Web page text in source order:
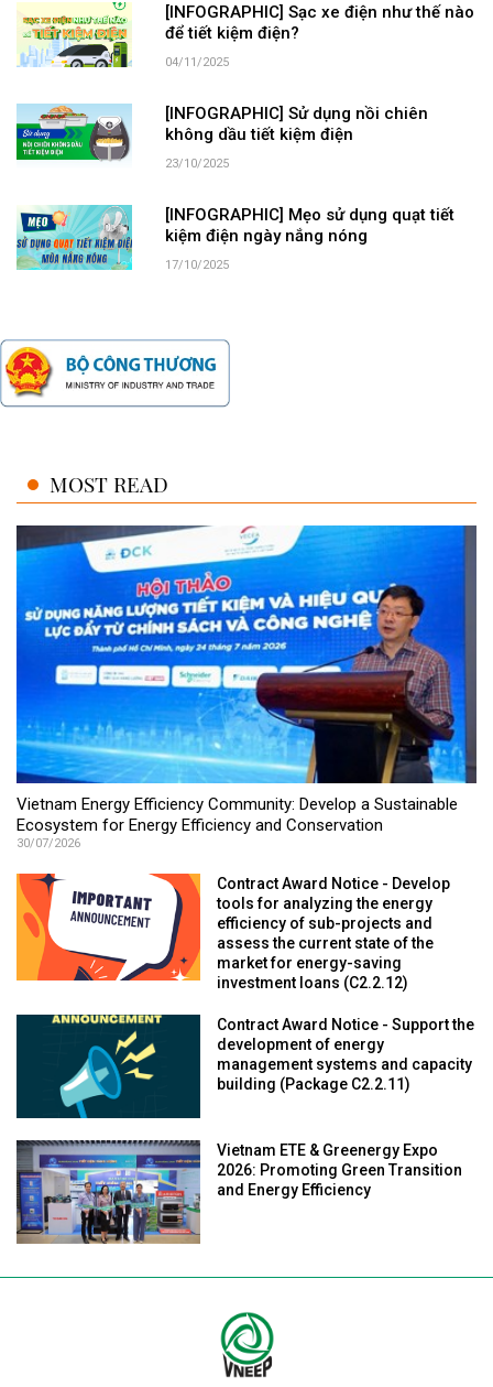
[INFOGRAPHIC] Sạc xe điện như thế nào
để tiết kiệm điện?
04/11/2025
[INFOGRAPHIC] Sử dụng nồi chiên
không dầu tiết kiệm điện
23/10/2025
[INFOGRAPHIC] Mẹo sử dụng quạt tiết
kiệm điện ngày nắng nóng
17/10/2025
MOST READ
Vietnam Energy Efficiency Community: Develop a Sustainable
Ecosystem for Energy Efficiency and Conservation
30/07/2026
Contract Award Notice - Develop
tools for analyzing the energy
efficiency of sub-projects and
assess the current state of the
market for energy-saving
investment loans (C2.2.12)
Contract Award Notice - Support the
development of energy
management systems and capacity
building (Package C2.2.11)
Vietnam ETE & Greenergy Expo
2026: Promoting Green Transition
and Energy Efficiency